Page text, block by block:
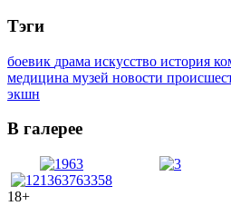
Тэги
боевик драма искусство история
медицина музей новости
экшн
В галерее
18+